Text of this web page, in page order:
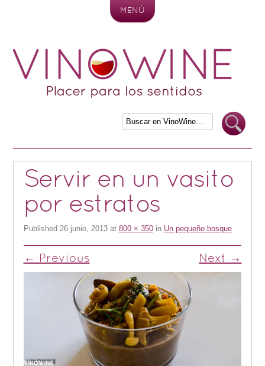
MENÚ
Servir en un vasito
por estratos
Published 26 junio, 2013at 800 × 350in Un pequeño bosque
← Previous Next →